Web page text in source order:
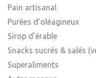
Pain artisanal
Purées d’oléagineux
Sirop d’érable
Snacks sucrés & salés
Superaliments